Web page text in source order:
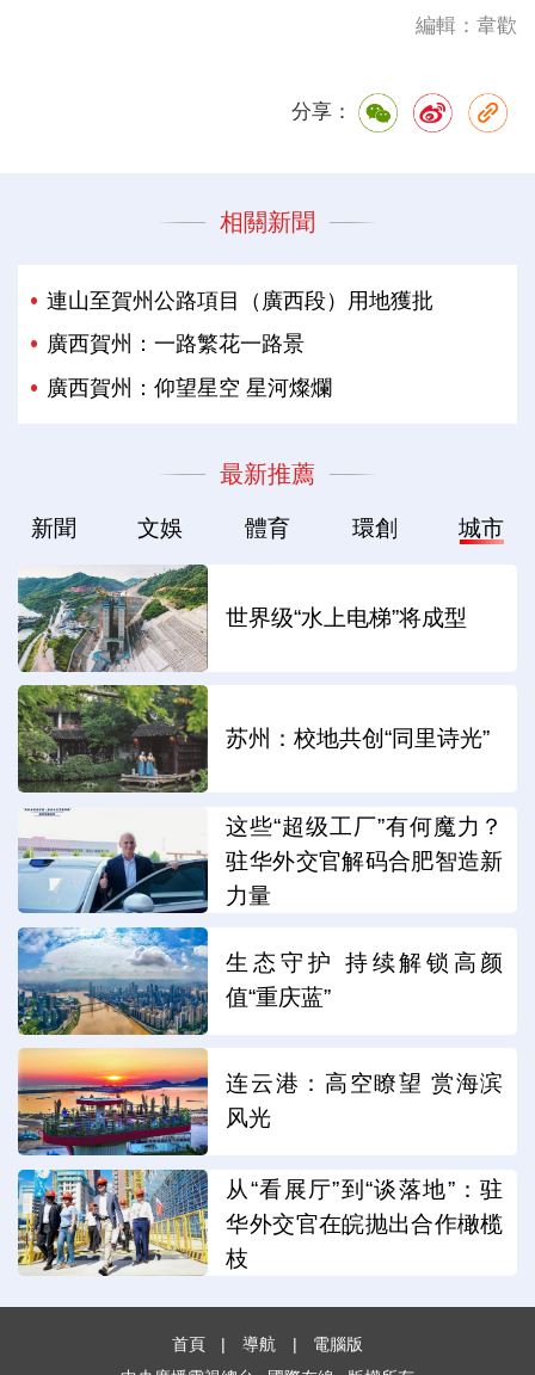
編輯：韋歡
分享：
相關新聞
連山至賀州公路項目（廣西段）用地獲批
廣西賀州：一路繁花一路景
廣西賀州：仰望星空 星河燦爛
最新推薦
新聞 文娛 體育 環創 城市
世界级“水上电梯”将成型
苏州：校地共创“同里诗光”
这些“超级工厂”有何魔力？
驻华外交官解码合肥智造新
力量
生态守护 持续解锁高颜
值“重庆蓝”
连云港：高空瞭望 赏海滨
风光
从“看展厅”到“谈落地”：驻
华外交官在皖抛出合作橄榄
枝
首頁 | 導航 |
電腦版